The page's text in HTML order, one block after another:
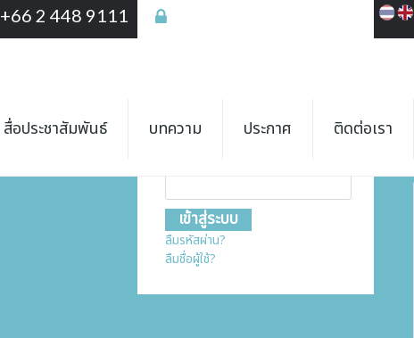
+66 2 448 9111 เข้าสู่ระบบ
ลืมรหัสผ่าน?
ลืมชื่อผู้ใช้?
สื่อประชาสัมพันธ์ บทความ ประกาศ ติดต่อเรา